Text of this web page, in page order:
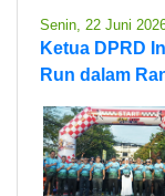
Senin, 22 Juni
Ketua DPRD
Run dalam